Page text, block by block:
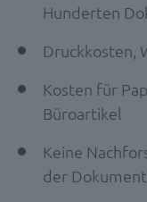
Hunderten
Druckkosten,
Kosten für
Büroartikel
Keine
der